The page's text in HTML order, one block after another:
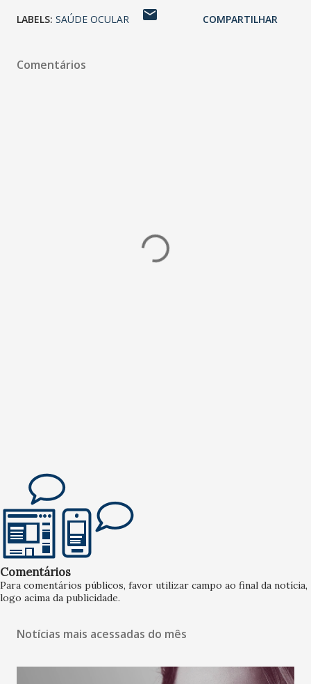
LABELS: SAÚDE OCULAR COMPARTILHAR
Comentários
Comentários
Para comentários públicos, favor utilizar campo ao final da notícia,
logo acima da publicidade.
Notícias mais acessadas do mês